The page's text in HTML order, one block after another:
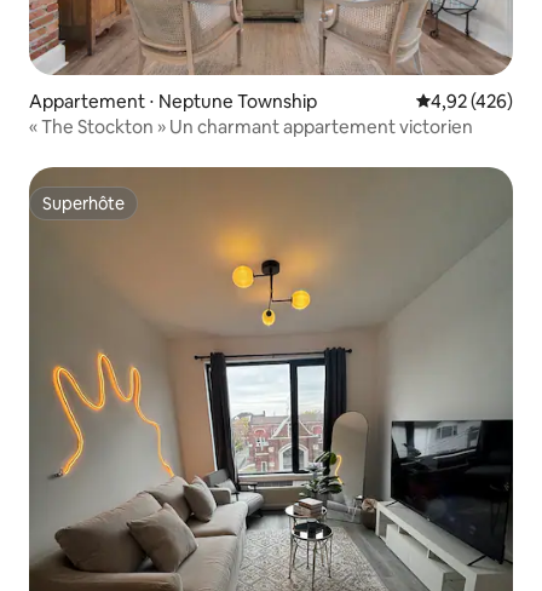
Appartement ⋅ Neptune Township Évaluation
4,92 (426)
« The Stockton » Un charmant appartement victorien
Superhôte
Superhôte